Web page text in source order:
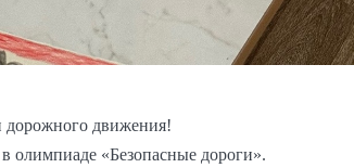
дорожного движения!
олимпиаде «Безопасные дороги».